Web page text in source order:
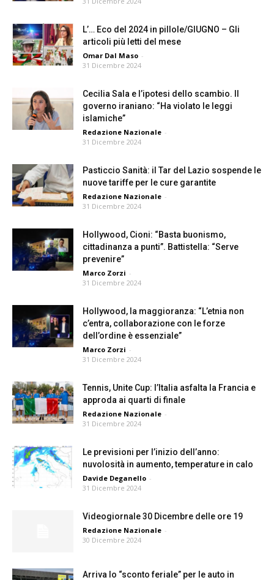
L’… Eco del 2024 in pillole/GIUGNO – Gli
articoli più letti del mese
Omar Dal Maso -
31 Dicembre 2024
Cecilia Sala e l’ipotesi dello scambio. Il
governo iraniano: “Ha violato le leggi
islamiche”
Redazione Nazionale -
31 Dicembre 2024
Pasticcio Sanità: il Tar del Lazio sospende le
nuove tariffe per le cure garantite
Redazione Nazionale -
31 Dicembre 2024
Hollywood, Cioni: “Basta buonismo,
cittadinanza a punti”. Battistella: “Serve
prevenire”
Marco Zorzi -
31 Dicembre 2024
Hollywood, la maggioranza: “L’etnia non
c’entra, collaborazione con le forze
dell’ordine è essenziale”
Marco Zorzi -
31 Dicembre 2024
Tennis, Unite Cup: l’Italia asfalta la Francia e
approda ai quarti di finale
Redazione Nazionale -
31 Dicembre 2024
Le previsioni per l’inizio dell’anno:
nuvolosità in aumento, temperature in calo
Davide Deganello -
31 Dicembre 2024
Videogiornale 30 Dicembre delle ore 19
Redazione Nazionale -
30 Dicembre 2024
Arriva lo “sconto feriale” per le auto in